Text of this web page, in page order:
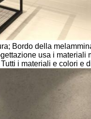
Bordo della
usa i materiali
i materiali e colori e